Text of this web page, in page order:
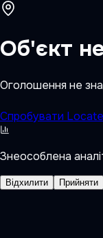
Об'єкт
Оголошення не
Спробувати
Знеособлена
Відхилити Прийняти